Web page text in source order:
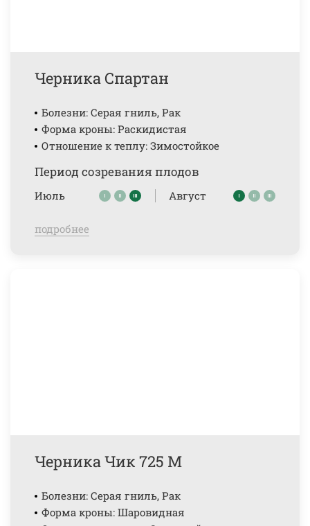
Черника Спартан
Болезни: Серая гниль, Рак
Форма кроны: Раскидистая
Отношение к теплу: Зимостойкое
Период созревания плодов
Июль Август
подробнее
Черника Чик 725 М
Болезни: Серая гниль, Рак
Форма кроны: Шаровидная